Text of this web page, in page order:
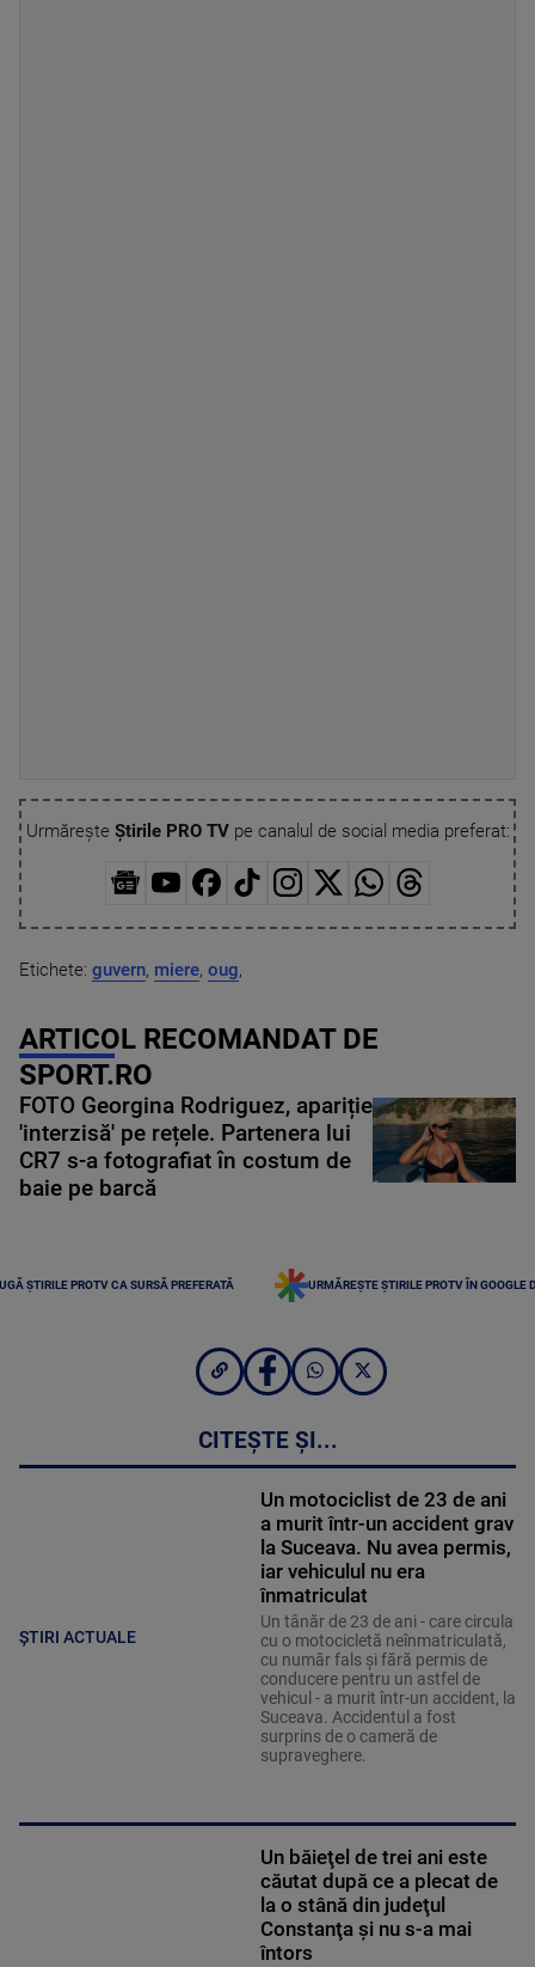
Urmărește Știrile PRO TVpe canalul de social media preferat:
Etichete: guvern, miere, oug,
ARTICOL RECOMANDAT DE
SPORT.RO
FOTO Georgina Rodriguez, apariție
'interzisă' pe rețele. Partenera lui
CR7 s-a fotografiat în costum de
baie pe barcă
ȘTIRILE PROTV CA SURSĂ PREFERATĂ URMĂREȘTE ȘTIRILE PROTV ÎN GOOGLE
CITEȘTE ȘI...
ȘTIRI ACTUALE
Un motociclist de 23 de ani
a murit într-un accident grav
la Suceava. Nu avea permis,
iar vehiculul nu era
înmatriculat
Un tânăr de 23 de ani - care circula
cu o motocicletă neînmatriculată,
cu număr fals și fără permis de
conducere pentru un astfel de
vehicul - a murit într-un accident, la
Suceava. Accidentul a fost
surprins de o cameră de
supraveghere.
Un băieţel de trei ani este
căutat după ce a plecat de
la o stână din judeţul
Constanţa şi nu s-a mai
întors